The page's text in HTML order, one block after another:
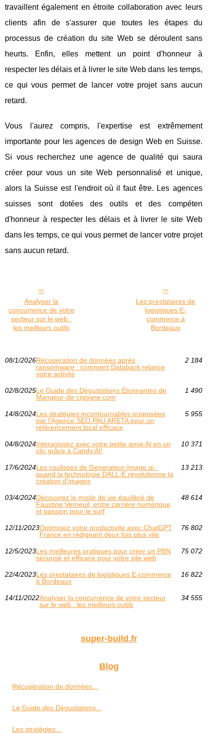
travaillent également en étroite collaboration avec leurs
clients afin de s'assurer que toutes les étapes du
processus de création du site Web se déroulent sans
heurts. Enfin, elles mettent un point d'honneur à
respecter les délais et à livrer le site Web dans les temps,
ce qui vous permet de lancer votre projet sans aucun
retard.
Vous l'aurez compris, l'expertise est extrêmement
importante pour les agences de design Web en Suisse.
Si vous recherchez une agence de qualité qui saura
créer pour vous un site Web personnalisé et unique,
alors la Suisse est l'endroit où il faut être. Les agences
suisses sont dotées des outils et des compéten
d'honneur à respecter les délais et à livrer le site Web
dans les temps, ce qui vous permet de lancer votre projet
sans aucun retard.
Analyser la
concurrence de votre
secteur sur le web :
les meilleurs outils
Les prestataires de
logistiques E-
commerce à
Bordeaux
08/1/2026Récupération de données après
ransomware : comment Databack relance
votre activité
2 184
02/8/2025Le Guide des Dégustations Étonnantes de
Mangeur-de-cigogne.com
1 490
14/8/2024Les stratégies incontournables proposées
par l'Agence SEO PAU ARETA pour un
référencement local efficace
5 955
04/8/2024Interagissez avec votre petite amie AI en un
clic grâce à Candy.AI!
10 371
17/6/2024Les coulisses de Generateur-Image.ai :
quand la technologie DALL-E révolutionne la
création d'images
13 213
03/4/2024Découvrez le mode de vie équilibré de
Faustine Verneuil, entre carrière numérique
et passion pour le surf
48 614
12/11/2023Optimisez votre productivité avec ChatGPT
France en rédigeant deux fois plus vite
76 802
12/5/2023Les meilleures pratiques pour créer un PBN
sécurisé et efficace pour votre site web
75 072
22/4/2023Les prestataires de logistiques E-commerce
à Bordeaux
16 822
14/11/2022Analyser la concurrence de votre secteur
sur le web : les meilleurs outils
34 555
super-build.fr
Blog
Récupération de données...
Le Guide des Dégustations...
Les stratégies...